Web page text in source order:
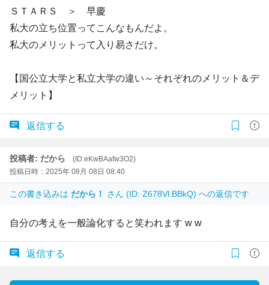
ＳＴＡＲＳ ＞ 早慶
私大の立ち位置ってこんなもんだよ。
私大のメリットって入り易さだけ。
【国公立大学と私立大学の違い～それぞれのメリット＆デ
メリット】
返信する
投稿者: だから
(ID:eKwBAafw3O2)
投稿日時：2025年 08月 08日 08:40
この書き込みは だから！ さん (ID: Z678Vl.BBkQ) への返信です
自分の考えを一般論化すると笑われます w w
返信する